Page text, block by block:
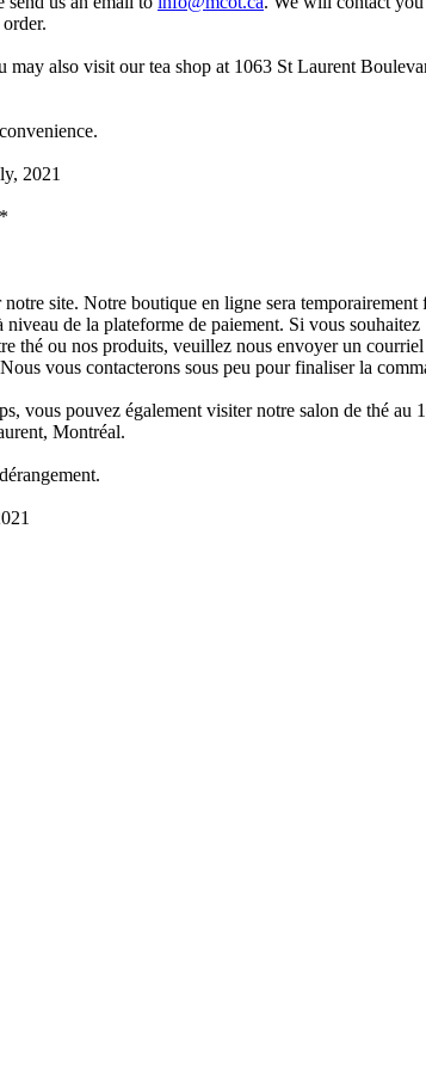
may also visit our tea shop at 1063 St Laurent
2021
site. Notre boutique en ligne sera temporairement
niveau de la plateforme de paiement. Si vous souhaitez
thé ou nos produits, veuillez nous envoyer un courriel
vous contacterons sous peu pour finaliser la
vous pouvez également visiter notre salon de thé au
Montréal.